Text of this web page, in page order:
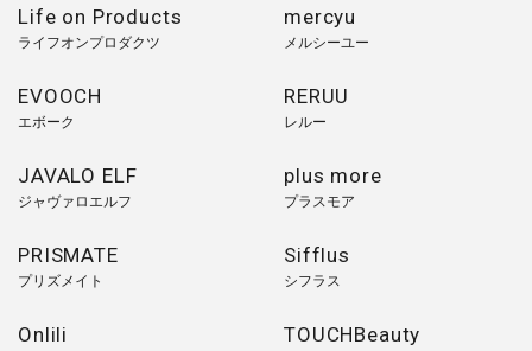
Life on Products
ライフオンプロダクツ
mercyu
メルシーユー
EVOOCH
エボーク
RERUU
レルー
JAVALO ELF
ジャヴァロエルフ
plus more
プラスモア
PRISMATE
プリズメイト
Sifflus
シフラス
Onlili TOUCHBeauty